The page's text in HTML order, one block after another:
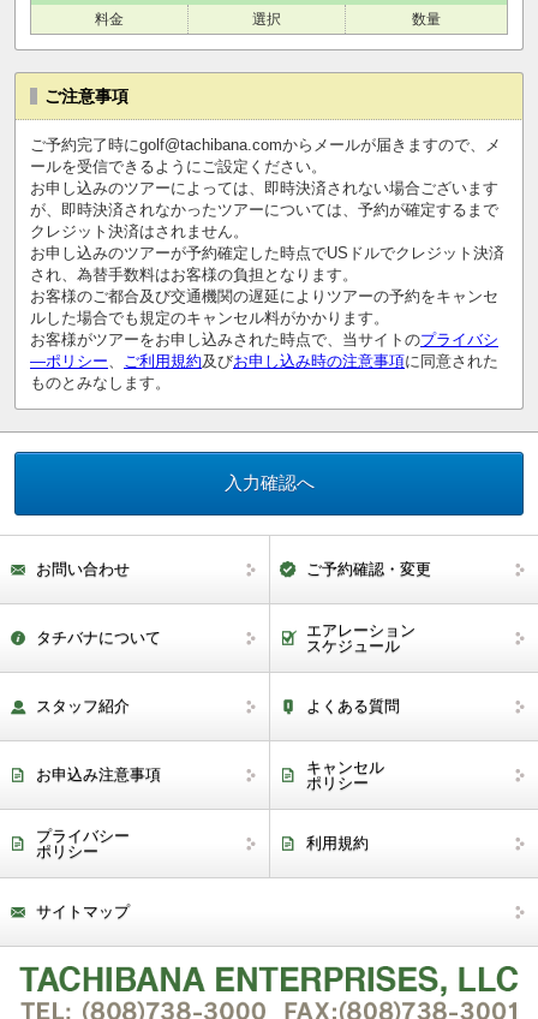
料金
選択 数量
ご注意事項
ご予約完了時にgolf@tachibana.comからメールが届きますので、メ
ールを受信できるようにご設定ください。
お申し込みのツアーによっては、即時決済されない場合ございます
が、即時決済されなかったツアーについては、予約が確定するまで
クレジット決済はされません。
お申し込みのツアーが予約確定した時点でUSドルでクレジット決済
され、為替手数料はお客様の負担となります。
お客様のご都合及び交通機関の遅延によりツアーの予約をキャンセ
ルした場合でも規定のキャンセル料がかかります。
お客様がツアーをお申し込みされた時点で、当サイトのプライバシ
―ポリシー
ご利用規約及びお申し込み時の注意事項に同意された
ものとみなします。
お問い合わせ ご予約確認・変更
タチバナについて
エアレーション
スケジュール
スタッフ紹介 よくある質問
お申込み注意事項
キャンセル
ポリシー
プライバシー
ポリシー
利用規約
サイトマップ